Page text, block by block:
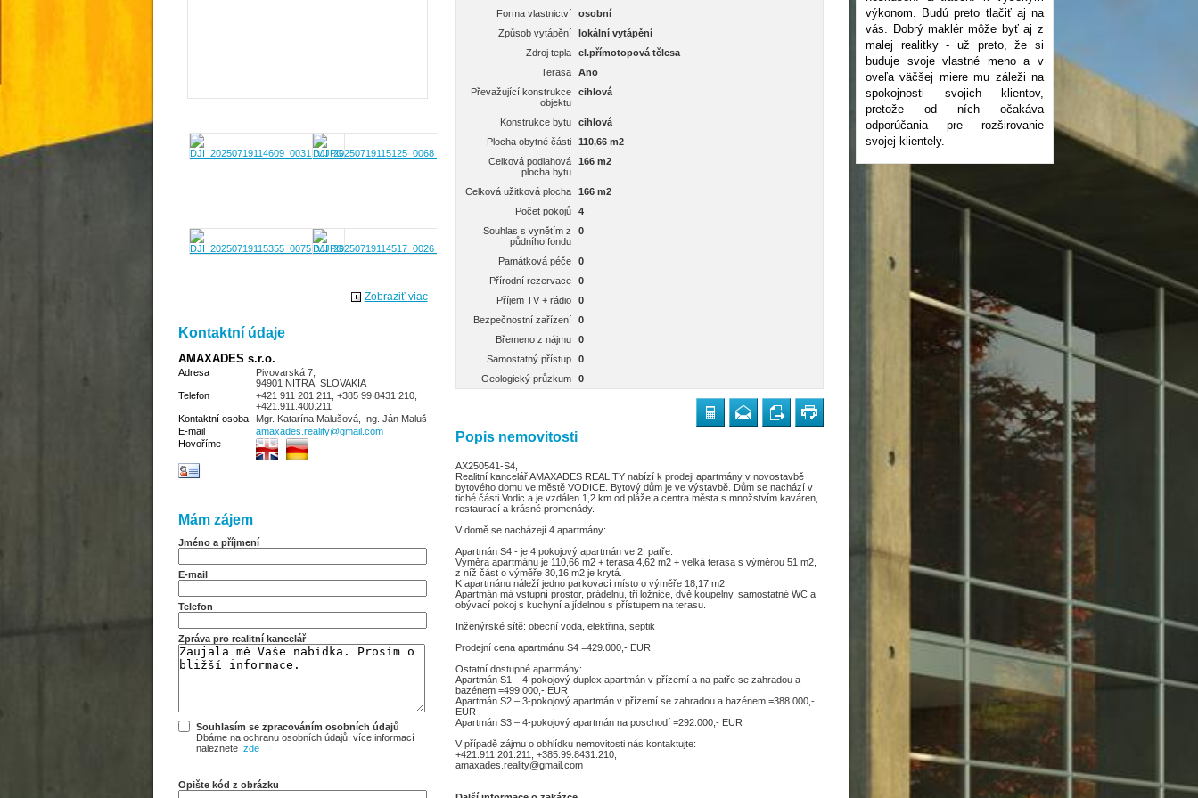
Zobraziť viac
Kontaktní údaje
AMAXADES s.r.o.
Adresa
Pivovarská 7,
94901 NITRA, SLOVAKIA
Telefon
+421 911 201 211, +385 99 8431 210,
+421.911.400.211
Kontaktní osoba
Mgr. Katarína Malušová, Ing. Ján Maluš
E-mail
amaxades.reality@gmail.com
Hovoříme
Mám zájem
Jméno a příjmení
E-mail
Telefon
Zpráva pro realitní kancelář
Souhlasím se zpracováním osobních údajů
Dbáme na ochranu osobních údajů, více informací
naleznete zde
Opište kód z obrázku
Forma vlastnictví
osobní
Způsob vytápění
lokální vytápění
Zdroj tepla
el.přímotopová tělesa
Terasa
Ano
Převažující konstrukce
objektu
cihlová
Konstrukce bytu
cihlová
Plocha obytné části
110,66 m2
Celková podlahová
plocha bytu
166 m2
Celková užitková plocha
166 m2
Počet pokojů
4
Souhlas s vynětím z
půdního fondu
0
Památková péče
0
Přírodní rezervace
0
Příjem TV + rádio
0
Bezpečnostní zařízení
0
Břemeno z nájmu
0
Samostatný přístup
0
Geologický průzkum
0
Popis nemovitosti
AX250541-S4,
Realitní kancelář AMAXADES REALITY nabízí k prodeji apartmány v novostavbě
bytového domu ve městě VODICE. Bytový dům je ve výstavbě. Dům se nachází v
tiché části Vodic a je vzdálen 1,2 km od pláže a centra města s množstvím kaváren,
restaurací a krásné promenády.
V domě se nacházejí 4 apartmány:
Apartmán S4 - je 4 pokojový apartmán ve 2. patře.
Výměra apartmánu je 110,66 m2 + terasa 4,62 m2 + velká terasa s výměrou 51 m2,
z níž část o výměře 30,16 m2 je krytá.
K apartmánu náleží jedno parkovací místo o výměře 18,17 m2.
Apartmán má vstupní prostor, prádelnu, tři ložnice, dvě koupelny, samostatné WC a
obývací pokoj s kuchyní a jídelnou s přístupem na terasu.
Inženýrské sítě: obecní voda, elektřina, septik
Prodejní cena apartmánu S4 =429.000,- EUR
Ostatní dostupné apartmány:
Apartmán S1 – 4-pokojový duplex apartmán v přízemí a na patře se zahradou a
bazénem =499.000,- EUR
Apartmán S2 – 3-pokojový apartmán v přízemí se zahradou a bazénem =388.000,-
EUR
Apartmán S3 – 4-pokojový apartmán na poschodí =292.000,- EUR
V případě zájmu o obhlídku nemovitosti nás kontaktujte:
+421.911.201.211, +385.99.8431.210,
amaxades.reality@gmail.com
výkonom. Budú preto tlačiť aj na
vás. Dobrý maklér môže byť aj z
malej realitky - už preto, že si
buduje svoje vlastné meno a v
oveľa väčšej miere mu záleži na
spokojnosti svojich klientov,
pretože od ních očakáva
odporúčania pre rozširovanie
svojej klientely.